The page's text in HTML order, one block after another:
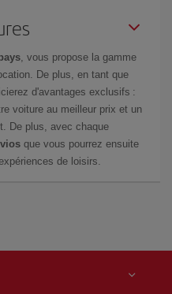
, vous propose la gamme
De plus, en tant que
d'avantages exclusifs :
voiture au meilleur prix et un
De plus, avec chaque
que vous pourrez ensuite
de loisirs.